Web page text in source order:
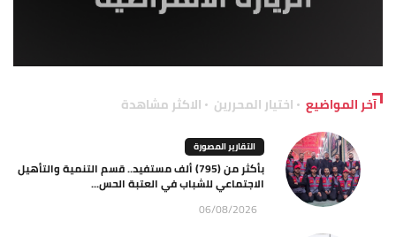
آخر المواضيع اختيار المحررين الاكثر مشاهدة
التقارير المصورة
بأكثر من (795) ألف مستفيد.. قسم التنمية والتأهيل
الاجتماعي للشباب في العتبة الحس...
06/08/2026